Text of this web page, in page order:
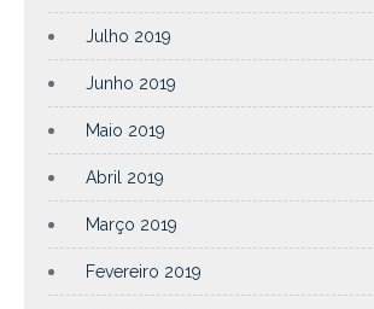
Julho 2019
Junho 2019
Maio 2019
Abril 2019
Março 2019
Fevereiro 2019